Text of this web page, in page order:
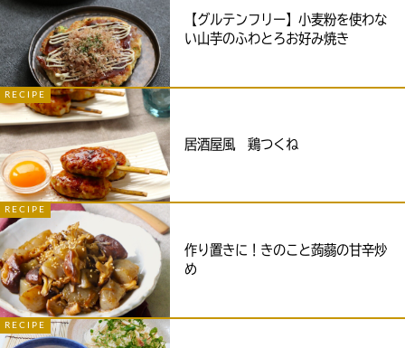
【グルテンフリー】小麦粉を使わな
い山芋のふわとろお好み焼き
RECIPE
居酒屋風 鶏つくね
RECIPE
作り置きに！きのこと蒟蒻の甘辛炒
め
RECIPE